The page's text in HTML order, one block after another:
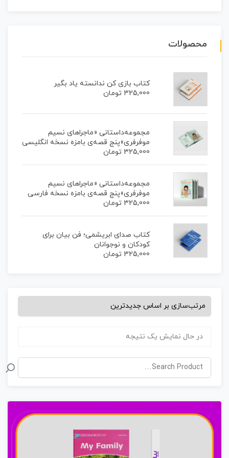
محصولات
کتاب بازی کن ندانسته یاد بگیر
325,000 تومان
مجموعه‌داستانی «ماجراهای نسیم
موفرفری»پنج قصه‌ی بامزه نسخه انگلیسی
325,000 تومان
مجموعه‌داستانی «ماجراهای نسیم
موفرفری»پنج قصه‌ی بامزه نسخه فارسی
325,000 تومان
کتاب صدای ابریشمی؛ فن بیان برای
کودکان و نوجوانان
325,000 تومان
در حال نمایش یک نتیجه